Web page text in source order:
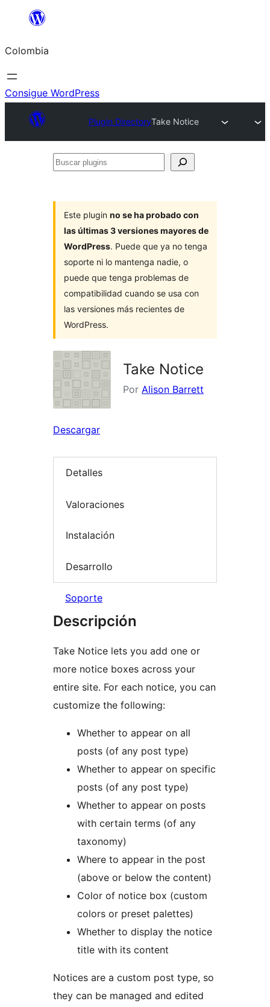
Saltar
contenido
Colombia
Consigue WordPress
Plugin DirectoryTake Notice
Buscar
Este plugin no se ha probado con
las últimas 3 versiones mayores de
WordPress. Puede que ya no tenga
soporte ni lo mantenga nadie, o
puede que tenga problemas de
compatibilidad cuando se usa con
las versiones más recientes de
WordPress.
Take Notice
Por Alison Barrett
Descargar
Detalles
Valoraciones
Instalación
Desarrollo
Soporte
Descripción
Take Notice lets you add one or
more notice boxes across your
entire site. For each notice, you can
customize the following:
Whether to appear on all
posts (of any post type)
Whether to appear on specific
posts (of any post type)
Whether to appear on posts
with certain terms (of any
taxonomy)
Where to appear in the post
(above or below the content)
Color of notice box (custom
colors or preset palettes)
Whether to display the notice
title with its content
Notices are a custom post type, so
they can be managed and edited